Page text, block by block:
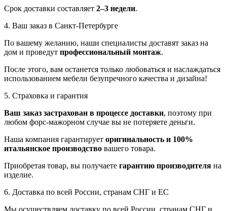
Срок доставки составляет 2–3 недели.
4. Ваш заказ в Санкт-Петербурге
По вашему желанию, наши специалисты доставят заказ на
дом и проведут профессиональный монтаж.
После этого, вам останется только любоваться и наслаждаться
использованием мебели безупречного качества и дизайна!
5. Страховка и гарантия
Ваш заказ застрахован в процессе доставки, поэтому при
любом форс-мажорном случае вы не потеряете деньги.
Наша компания гарантирует оригинальность и 100%
итальянское производство вашего товара.
Приобретая товар, вы получаете гарантию производителя на
изделие.
6. Доставка по всей России, странам СНГ и ЕС